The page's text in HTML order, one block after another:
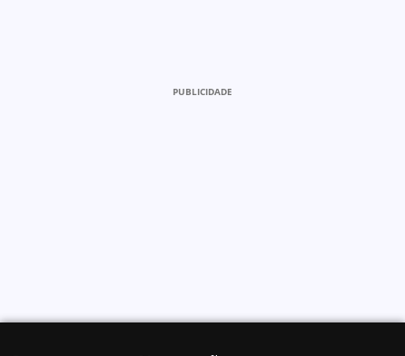
PUBLICIDADE